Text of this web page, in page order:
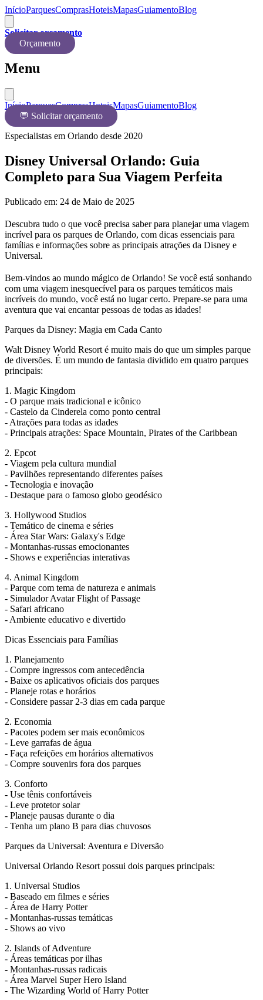
InícioParquesComprasHoteisMapasGuiamentoBlog
Solicitar orçamento
Orçamento
Menu
InícioParquesComprasHoteisMapasGuiamentoBlog
💬 Solicitar orçamento
Especialistas em Orlando desde 2020
Disney Universal Orlando: Guia
Completo para Sua Viagem Perfeita
Publicado em: 24 de Maio de 2025
Descubra tudo o que você precisa saber para planejar uma viagem
incrível para os parques de Orlando, com dicas essenciais para
famílias e informações sobre as principais atrações da Disney e
Universal.
Bem-vindos ao mundo mágico de Orlando! Se você está sonhando
com uma viagem inesquecível para os parques temáticos mais
incríveis do mundo, você está no lugar certo. Prepare-se para uma
aventura que vai encantar pessoas de todas as idades!
Parques da Disney: Magia em Cada Canto
Walt Disney World Resort é muito mais do que um simples parque
de diversões. É um mundo de fantasia dividido em quatro parques
principais:
1. Magic Kingdom
- O parque mais tradicional e icônico
- Castelo da Cinderela como ponto central
- Atrações para todas as idades
- Principais atrações: Space Mountain, Pirates of the Caribbean
2. Epcot
- Viagem pela cultura mundial
- Pavilhões representando diferentes países
- Tecnologia e inovação
- Destaque para o famoso globo geodésico
3. Hollywood Studios
- Temático de cinema e séries
- Área Star Wars: Galaxy's Edge
- Montanhas-russas emocionantes
- Shows e experiências interativas
4. Animal Kingdom
- Parque com tema de natureza e animais
- Simulador Avatar Flight of Passage
- Safari africano
- Ambiente educativo e divertido
Dicas Essenciais para Famílias
1. Planejamento
- Compre ingressos com antecedência
- Baixe os aplicativos oficiais dos parques
- Planeje rotas e horários
- Considere passar 2-3 dias em cada parque
2. Economia
- Pacotes podem ser mais econômicos
- Leve garrafas de água
- Faça refeições em horários alternativos
- Compre souvenirs fora dos parques
3. Conforto
- Use tênis confortáveis
- Leve protetor solar
- Planeje pausas durante o dia
- Tenha um plano B para dias chuvosos
Parques da Universal: Aventura e Diversão
Universal Orlando Resort possui dois parques principais:
1. Universal Studios
- Baseado em filmes e séries
- Área de Harry Potter
- Montanhas-russas temáticas
- Shows ao vivo
2. Islands of Adventure
- Áreas temáticas por ilhas
- Montanhas-russas radicais
- Área Marvel Super Hero Island
- The Wizarding World of Harry Potter